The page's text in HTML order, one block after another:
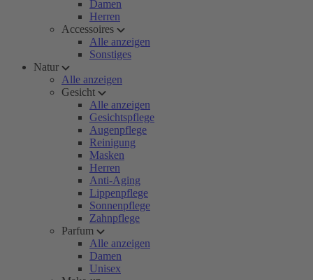
Damen
Herren
Accessoires
Alle anzeigen
Sonstiges
Natur
Alle anzeigen
Gesicht
Alle anzeigen
Gesichtspflege
Augenpflege
Reinigung
Masken
Herren
Anti-Aging
Lippenpflege
Sonnenpflege
Zahnpflege
Parfum
Alle anzeigen
Damen
Unisex